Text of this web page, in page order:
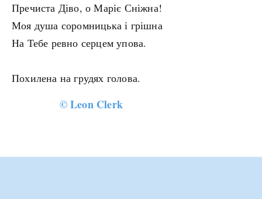
Пречиста Діво, о Маріє Сніжна!
Моя душа соромницька і грішна
На Тебе ревно серцем упова.
Похилена на грудях голова.
©Leon Clerk